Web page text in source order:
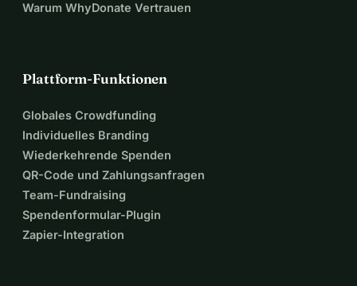
Warum WhyDonate Vertrauen
Plattform-Funktionen
Globales Crowdfunding
Individuelles Branding
Wiederkehrende Spenden
QR-Code und Zahlungsanfragen
Team-Fundraising
Spendenformular-Plugin
Zapier-Integration